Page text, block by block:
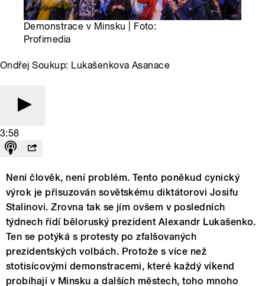
Demonstrace v Minsku | Foto:
Profimedia
Ondřej Soukup: Lukašenkova Asanace
3:58
Není člověk, není problém. Tento poněkud cynický
výrok je přisuzován sovětskému diktátorovi Josifu
Stalinovi. Zrovna tak se jím ovšem v posledních
týdnech řídí běloruský prezident Alexandr Lukašenko.
Ten se potýká s protesty po zfalšovaných
prezidentských volbách. Protože s více než
stotisícovými demonstracemi, které každý víkend
probíhají v Minsku a dalších městech, toho mnoho